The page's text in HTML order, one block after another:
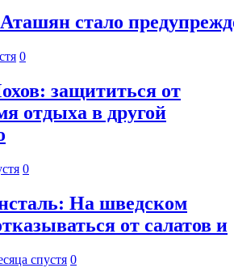
стало
0
защититься от
отдыха в другой
0
На шведском
от салатов и
спустя 0